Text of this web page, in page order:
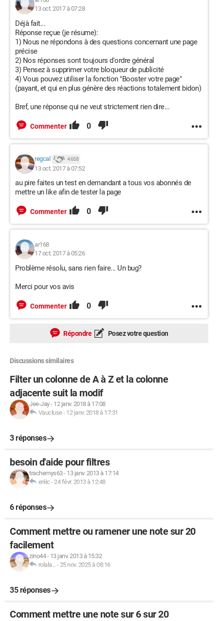
13 oct. 2017 à 07:28
Déjà fait...
Réponse reçue (je résume):
1) Nous ne répondons à des questions concernant une page
précise
2) Nos réponses sont toujours d'ordre général
3) Pensez à supprimer votre bloqueur de publicité
4) Vous pouvez utiliser la fonction "Booster votre page"
(payant, et qui en plus génère des réactions totalement bidon)
Bref, une réponse qui ne veut strictement rien dire...
Commenter 0
regcal 4 658
13 oct. 2017 à 07:52
au pire faites un test en demandant a tous vos abonnés de
mettre un like afin de tester la page
Commenter 0
ar168
17 oct. 2017 à 05:26
Problème résolu, sans rien faire... Un bug?
Merci pour vos avis
Commenter 0
Répondre Posez votre question
Discussions similaires
Filter un colonne de A à Z et la colonne
adjacente suit la modif
Jee-Jay- 12 janv. 2018 à 17:08
Vaucluse- 12 janv. 2018 à 17:31
3 réponses
besoin d'aide pour filtres
trachemys63- 13 janv. 2013 à 17:14
eriiic -24 févr. 2013 à 12:48
6 réponses
Comment mettre ou ramener une note sur 20
facilement
zino44- 13 janv. 2013 à 15:32
rolala... -25 nov. 2025 à 08:16
35 réponses
Comment mettre une note sur 6 sur 20